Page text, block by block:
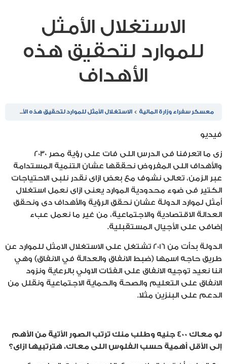
الاستغلال الأمثل
للموارد لتحقيق هذه
الأهداف
معسكر سفراء وزارة المالية الاستغلال الأمثل للموارد لتحقيق هذه الأهداف
فيديو
زى ما اتعرفنا فى الدرس اللى فات على رؤية مصر 2030
والأهداف اللى المفروض نحققها عشان التنمية المستدامة
عبر الزمن، تعالى نشوف مع بعض ازاى نقدر نلبى الاحتياجات
الكتير فى ضوء محدودية الموارد يعنى ازاى نعمل استغلال
أمثل لموارد الدولة عشان نحقق الرؤية والأهداف دى ونحقق
العدالة الاقتصادية والاجتماعية، من غير ما نعمل عبء
إضافى على الأجيال المستقبلية.
الدولة بدأت من 2016 تشتغل على الاستغلال الامثل للموارد عن
طريق حاجه اسمها (ضبط الانفاق والعدالة في الانفاق) وهي
اننا نعيد توجيه الانفاق على الفئات الاولي بالرعاية ونزود
الانفاق على التعليم والصحة والحماية الاجتماعية ونقلل من
الدعم على البنزين مثلا.
لو معاك 400 جنيه وطلب منك ترتب الصور الأتية من الأهم
إلى الأقل أهمية حسب الفلوس اللى معاك، هترتبيها ازاى؟